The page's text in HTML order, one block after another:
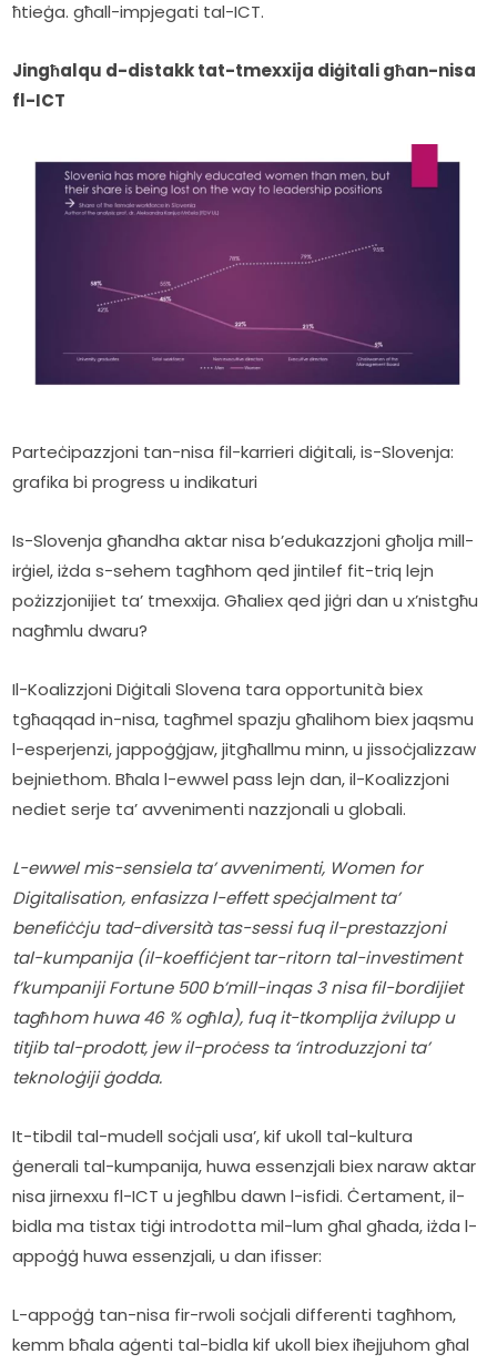
ħtieġa. għall-impjegati tal-ICT.
Jingħalqu d-distakk tat-tmexxija diġitali għan-nisa
fl-ICT
Parteċipazzjoni tan-nisa fil-karrieri diġitali, is-Slovenja:
grafika bi progress u indikaturi
Is-Slovenja għandha aktar nisa b’edukazzjoni għolja mill-
irġiel, iżda s-sehem tagħhom qed jintilef fit-triq lejn
pożizzjonijiet ta’ tmexxija. Għaliex qed jiġri dan u x’nistgħu
nagħmlu dwaru?
Il-Koalizzjoni Diġitali Slovena tara opportunità biex
tgħaqqad in-nisa, tagħmel spazju għalihom biex jaqsmu
l-esperjenzi, jappoġġjaw, jitgħallmu minn, u jissoċjalizzaw
bejniethom. Bħala l-ewwel pass lejn dan, il-Koalizzjoni
nediet serje ta’ avvenimenti nazzjonali u globali.
L-ewwel mis-sensiela ta’ avvenimenti, Women for
Digitalisation, enfasizza l-effett speċjalment ta’
benefiċċju tad-diversità tas-sessi fuq il-prestazzjoni
tal-kumpanija (il-koeffiċjent tar-ritorn tal-investiment
f’kumpaniji Fortune 500 b’mill-inqas 3 nisa fil-bordijiet
tagħhom huwa 46 % ogħla), fuq it-tkomplija żvilupp u
titjib tal-prodott, jew il-proċess ta ‘introduzzjoni ta’
teknoloġiji ġodda.
It-tibdil tal-mudell soċjali usa’, kif ukoll tal-kultura
ġenerali tal-kumpanija, huwa essenzjali biex naraw aktar
nisa jirnexxu fl-ICT u jegħlbu dawn l-isfidi. Ċertament, il-
bidla ma tistax tiġi introdotta mil-lum għal għada, iżda l-
appoġġ huwa essenzjali, u dan ifisser:
L-appoġġ tan-nisa fir-rwoli soċjali differenti tagħhom,
kemm bħala aġenti tal-bidla kif ukoll biex iħejjuhom għal